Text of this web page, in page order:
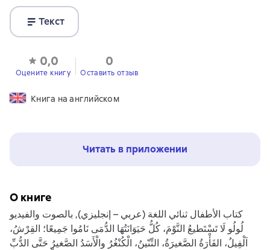
Текст
0,0
Оцените книгу
0
Оставить отзыв
Книга на английском
Читать в приложении
О книге
كتاب الأطفال ثنائي اللغة (عربي – إنجليزي), بالصوت والفيديو
‏لُولُو لَا تَسْتَطيعُ النَّوْمَ، كُلُّ حَيَوَانَتُهَا الدُّمَى نَامُوا جَمِيعًا؛ القِرْشُ،
اَلْفِيلُ، الفَأْرَةُ الصَّغيرَةُ، التِّنّينُ، الْكُنْغُرُ والْأَسَدُ الصَّغيرُ حَتَّى الدُّبِّ